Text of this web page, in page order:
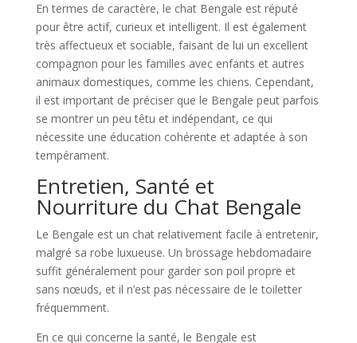
En termes de caractère, le chat Bengale est réputé
pour être actif, curieux et intelligent. Il est également
très affectueux et sociable, faisant de lui un excellent
compagnon pour les familles avec enfants et autres
animaux domestiques, comme les chiens. Cependant,
il est important de préciser que le Bengale peut parfois
se montrer un peu têtu et indépendant, ce qui
nécessite une éducation cohérente et adaptée à son
tempérament.
Entretien, Santé et
Nourriture du Chat Bengale
Le Bengale est un chat relativement facile à entretenir,
malgré sa robe luxueuse. Un brossage hebdomadaire
suffit généralement pour garder son poil propre et
sans nœuds, et il n’est pas nécessaire de le toiletter
fréquemment.
En ce qui concerne la santé, le Bengale est